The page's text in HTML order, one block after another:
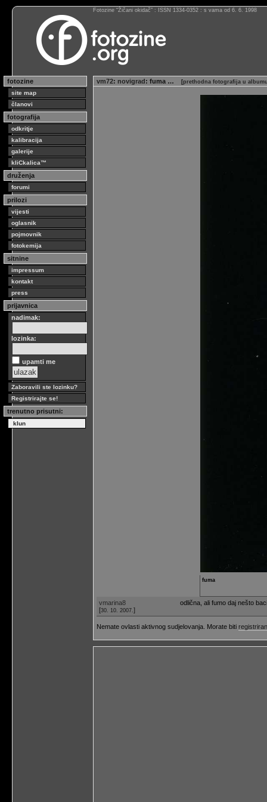
Fotozine “Žičani okidač” : ISSN 1334-0352 : s vama od 6. 6. 1998
fotozine
site map
članovi
fotografija
odkritje
kalibracija
galerije
kliCkalica™
druženja
forumi
prilozi
vijesti
oglasnik
pojmovnik
fotokemija
sitnine
impressum
kontakt
press
prijavnica
nadimak:
lozinka:
upamti me
Zaboravili ste lozinku?
Registrirajte se!
trenutno prisutni:
klun
vm72: novigrad: fuma … [prethodna fotografija u
fuma
vmarina8
[30. 10. 2007. ]
odlična, ali fumo daj nešto
Nemate ovlasti aktivnog sudjelovanja. Morate biti